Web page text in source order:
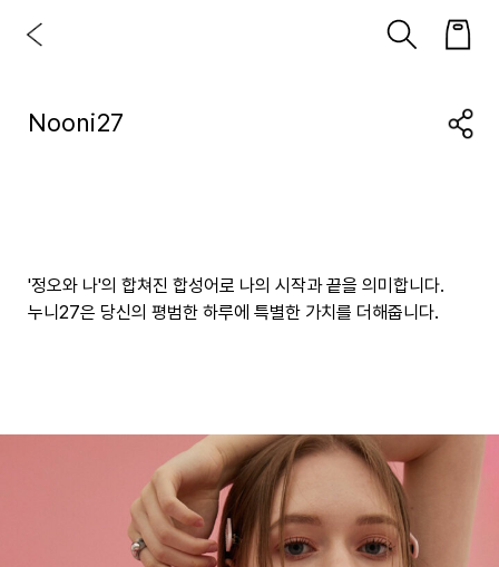
Nooni27
'정오와 나'의 합쳐진 합성어로 나의 시작과 끝을 의미합니다.
누니27은 당신의 평범한 하루에 특별한 가치를 더해줍니다.